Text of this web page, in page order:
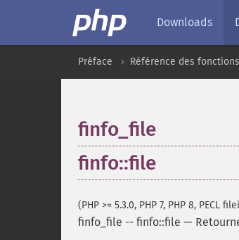
Downloads
Préface Référence des fonctions
finfo_file
finfo::file
(PHP >= 5.3.0, PHP 7, PHP 8, PECL
finfo_file -- finfo::file —